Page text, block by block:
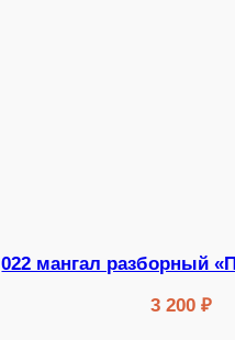
022 мангал разборный
3 200 ₽